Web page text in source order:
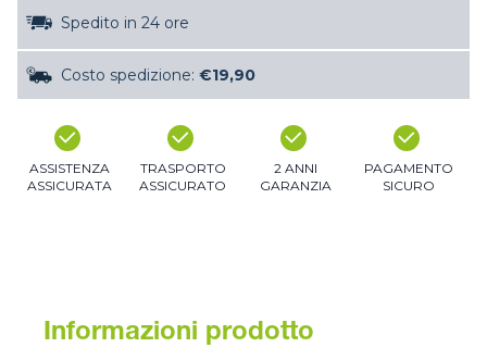
Spedito in 24 ore
Costo spedizione: €19,90
ASSISTENZA
ASSICURATA
TRASPORTO
ASSICURATO
2 ANNI
GARANZIA
PAGAMENTO
SICURO
Informazioni prodotto